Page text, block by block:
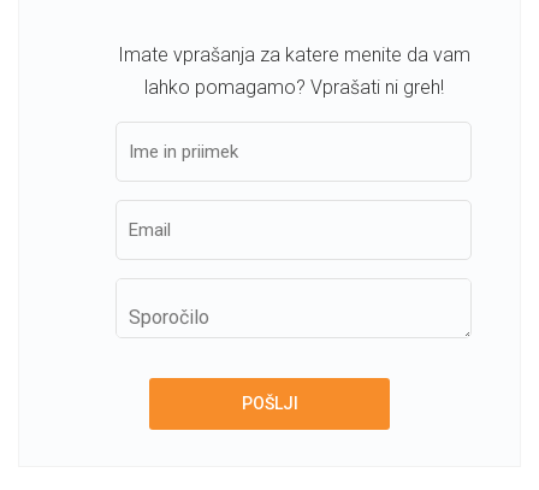
Imate vprašanja za katere menite da vam
lahko pomagamo? Vprašati ni greh!